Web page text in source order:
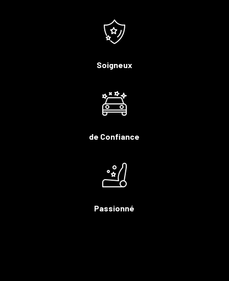
Soigneux
de Confiance
Passionné